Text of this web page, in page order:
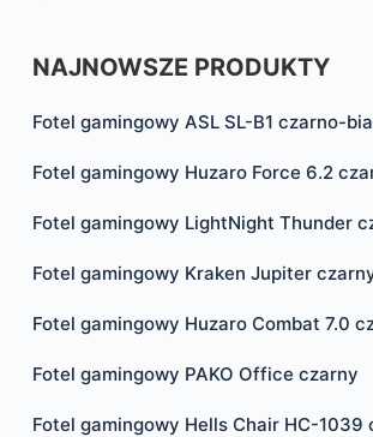
NAJNOWSZE PRODUKTY
Fotel gamingowy ASL SL-B1 czarno-
Fotel gamingowy Huzaro Force 6.2
Fotel gamingowy LightNight Thunder
Fotel gamingowy Kraken Jupiter
Fotel gamingowy Huzaro Combat 7.0
Fotel gamingowy PAKO Office czarny
Fotel gamingowy Hells Chair HC-1039